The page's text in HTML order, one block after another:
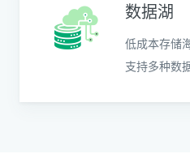
数据湖
低成本存储
支持多种数